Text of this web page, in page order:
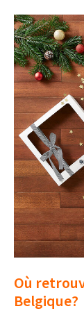
Où
Belgique?